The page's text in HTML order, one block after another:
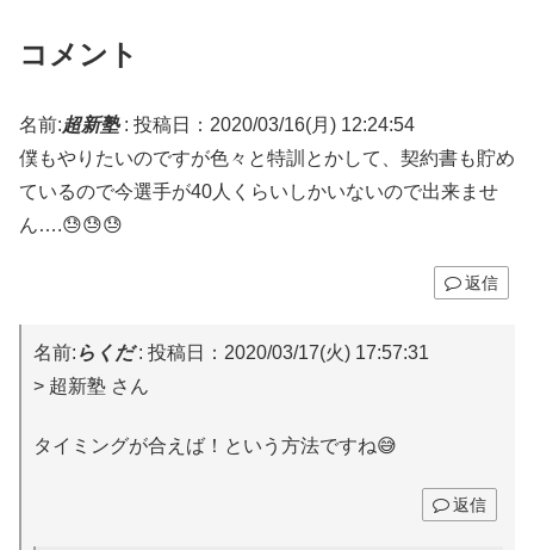
コメント
名前:超新塾: 投稿日：2020/03/16(月) 12:24:54
僕もやりたいのですが色々と特訓とかして、契約書も貯め
ているので今選手が40人くらいしかいないので出来ませ
ん….😓😓😓
返信
名前: らくだ: 投稿日：2020/03/17(火) 17:57:31
> 超新塾 さん
タイミングが合えば！という方法ですね😅
返信